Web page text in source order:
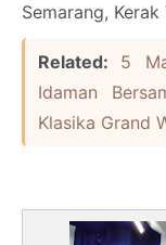
Semarang,
Related: 5
Idaman
Klasika Grand